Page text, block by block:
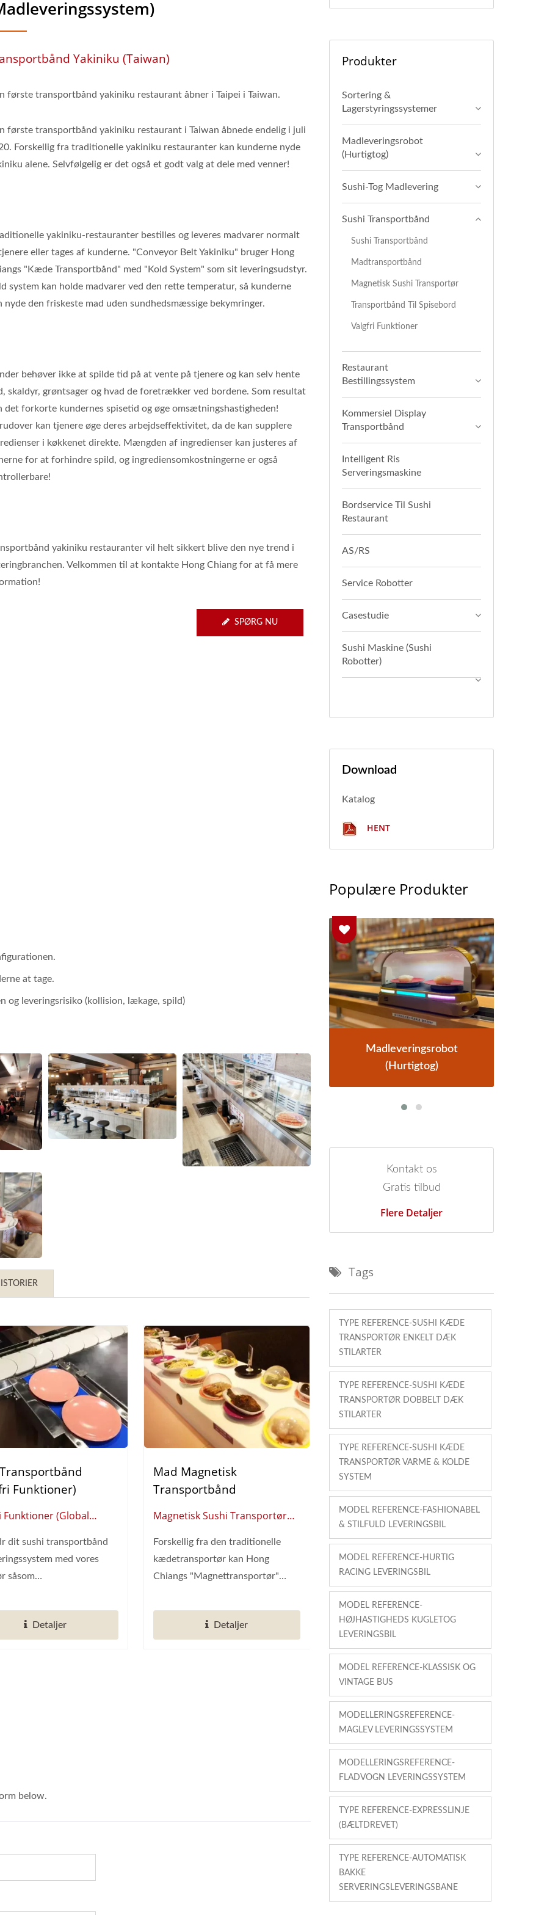
Yakiniku (Taiwan)
første transportbånd yakiniku restaurant åbner i Taipei i Taiwan.
første transportbånd yakiniku restaurant i Taiwan åbnede endelig i juli
Forskellig fra traditionelle yakiniku restauranter kan kunderne nyde
alene. Selvfølgelig er det også et godt valg at dele med venner!
yakiniku-restauranter bestilles og leveres madvarer normalt
eller tages af kunderne. "Conveyor Belt Yakiniku" bruger Hong
"Kæde Transportbånd" med "Kold System" som sit leveringsudstyr.
system kan holde madvarer ved den rette temperatur, så kunderne
nyde den friskeste mad uden sundhedsmæssige bekymringer.
behøver ikke at spilde tid på at vente på tjenere og kan selv hente
skaldyr, grøntsager og hvad de foretrækker ved bordene. Som resultat
det forkorte kundernes spisetid og øge omsætningshastigheden!
kan tjenere øge deres arbejdseffektivitet, da de kan supplere
i køkkenet direkte. Mængden af ingredienser kan justeres af
for at forhindre spild, og ingrediensomkostningerne er også
yakiniku restauranter vil helt sikkert blive den nye trend i
Velkommen til at kontakte Hong Chiang for at få mere
SPØRG NU
at tage.
og leveringsrisiko (kollision, lækage, spild)
Funktioner)
Funktioner (Global
dit sushi transportbånd
med vores
såsom
Detaljer
Mad Magnetisk
Transportbånd
Magnetisk Sushi Transportør
Restaurantautomatisering)
Forskellig fra den traditionelle
kædetransportør kan Hong
Chiangs "Magnettransportør"
Detaljer
Produkter
Sortering &
Lagerstyringssystemer
Madleveringsrobot
(Hurtigtog)
Sushi-Tog Madlevering
Sushi Transportbånd
Sushi Transportbånd
Madtransportbånd
Magnetisk Sushi Transportør
Transportbånd Til Spisebord
Valgfri Funktioner
Restaurant
Bestillingssystem
Kommersiel Display
Transportbånd
Intelligent Ris
Serveringsmaskine
Bordservice Til Sushi
Restaurant
AS/RS
Service Robotter
Casestudie
Sushi Maskine (Sushi
Robotter)
Download
Katalog
HENT
Populære Produkter
(Hurtigtog)
Madleveringssystem
Kontakt os
Gratis tilbud
Flere Detaljer
Tags
TYPE REFERENCE-SUSHI KÆDE
TRANSPORTØR ENKELT DÆK
STILARTER
TYPE REFERENCE-SUSHI KÆDE
TRANSPORTØR DOBBELT DÆK
STILARTER
TYPE REFERENCE-SUSHI KÆDE
TRANSPORTØR VARME & KOLDE
SYSTEM
MODEL REFERENCE-FASHIONABEL
& STILFULD LEVERINGSBIL
MODEL REFERENCE-HURTIG
RACING LEVERINGSBIL
MODEL REFERENCE-
HØJHASTIGHEDS KUGLETOG
LEVERINGSBIL
MODEL REFERENCE-KLASSISK OG
VINTAGE BUS
MODELLERINGSREFERENCE-
MAGLEV LEVERINGSSYSTEM
MODELLERINGSREFERENCE-
FLADVOGN LEVERINGSSYSTEM
TYPE REFERENCE-EXPRESSLINJE
(BÆLTDREVET)
TYPE REFERENCE-AUTOMATISK
BAKKE
SERVERINGSLEVERINGSBANE